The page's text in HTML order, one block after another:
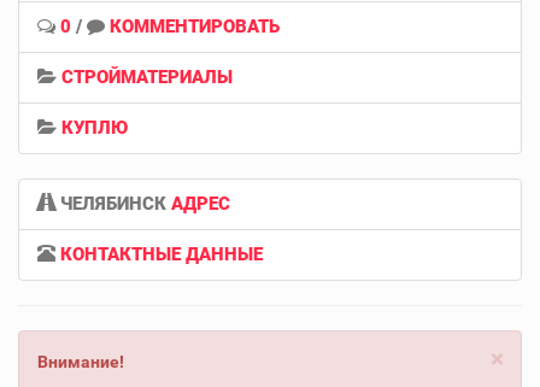
0 / КОММЕНТИРОВАТЬ
СТРОЙМАТЕРИАЛЫ
КУПЛЮ
ЧЕЛЯБИНСК АДРЕС
КОНТАКТНЫЕ ДАННЫЕ
×
Внимание!